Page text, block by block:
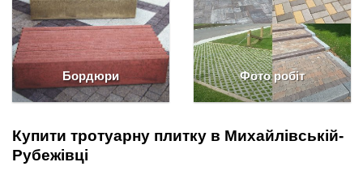
Бордюри Фото робіт
Купити тротуарну плитку в Михайлівській-
Рубежівці